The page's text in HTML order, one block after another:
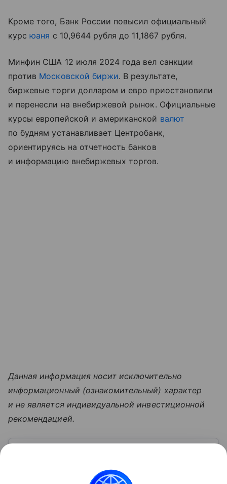
Кроме того, Банк России повысил официальный
курсюаня с 10,9644 рубля до 11,1867 рубля.
Минфин США 12 июля 2024 года вел санкции
против Московской биржи. В результате,
биржевые торги долларом и евро приостановили
и перенесли на внебиржевой рынок. Официальные
курсы европейской и американской валют
по будням устанавливает Центробанк,
ориентируясь на отчетность банков
и информацию внебиржевых торгов.
Данная информация носит исключительно
информационный (ознакомительный) характер
и не является индивидуальной инвестиционной
рекомендацией.